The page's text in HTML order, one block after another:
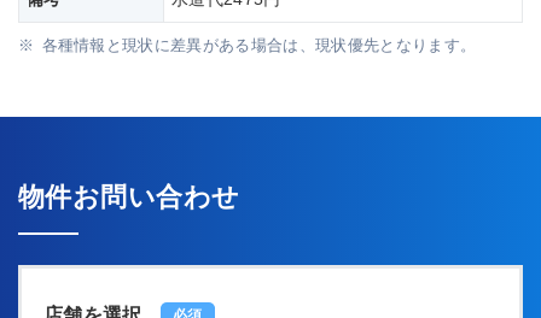
各種情報と現状に差異がある場合は、現状優先となります。
物件お問い合わせ